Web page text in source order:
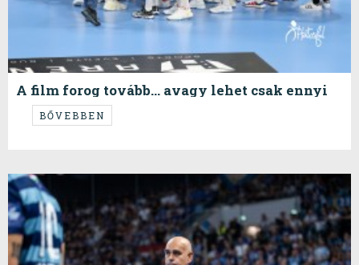
A film forog tovább… avagy lehet csak ennyi
van a csapatban?
BŐVEBBEN